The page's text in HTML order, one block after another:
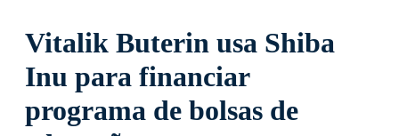
Vitalik Buterin usa Shiba
Inu para financiar
programa de bolsas de